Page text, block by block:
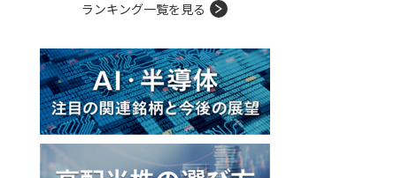
ランキング一覧を見る